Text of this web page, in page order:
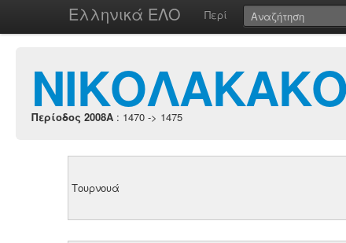
Ελληνικά ΕΛΟ Περί
Περίοδος 2008A : 1470 -> 1475
Τουρνουά